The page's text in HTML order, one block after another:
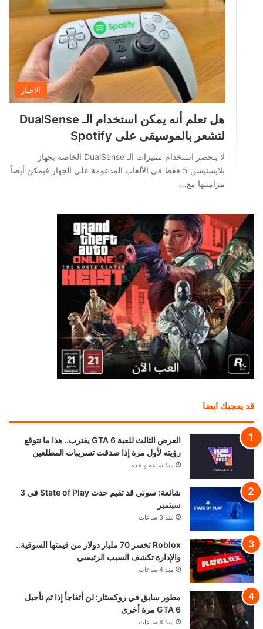
الاخبار
هل تعلم أنه يمكن استخدام الـ DualSense
لتشعر بالموسيقى على Spotify
لا ينحصر استخدام مميزات الـ DualSense الخاصة بجهاز
بلايستيشن 5 فقط في الألعاب المدعومة على الجهاز فيمكن أيضاً
مزامنتها مع…
قد يعجبك ايضا
العرض الثالث للعبة GTA 6 يقترب.. هذا ما نتوقع
رؤيته لأول مرة إذا صدقت تسريبات المطلعين
منذ ساعة واحدة
شائعة: سوني قد تقيم حدث State of Play في 3
سبتمبر
منذ 3 ساعات
Roblox تخسر 70 مليار دولار من قيمتها السوقية..
والإدارة تكشف السبب الرئيسي
منذ 4 ساعات
مطور سابق في روكستار: لن أتفاجأ إذا تم تأجيل
GTA 6 مرة أخرى
منذ 4 ساعات